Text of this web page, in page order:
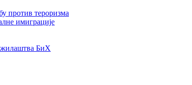
против тероризма
имиграције
БиХ